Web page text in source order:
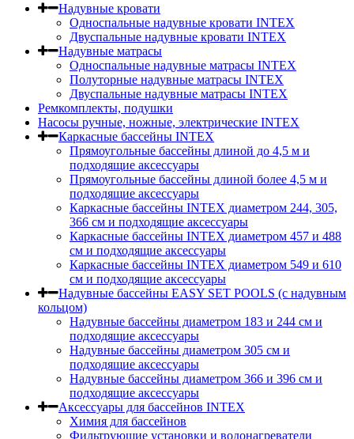
Надувные кровати
Односпальные надувные кровати INTEX
Двуспальные надувные кровати INTEX
Надувные матрасы
Односпальные надувные матрасы INTEX
Полуторные надувные матрасы INTEX
Двуспальные надувные матрасы INTEX
Ремкомплекты, подушки
Насосы ручные, ножные, электрические INTEX
Каркасные бассейны INTEX
Прямоугольные бассейны длиной до 4,5 м и
подходящие аксессуары
Прямоугольные бассейны длиной более 4,5 м и
подходящие аксессуары
Каркасные бассейны INTEX диаметром 244, 305,
366 см и подходящие аксессуары
Каркасные бассейны INTEX диаметром 457 и 488
cм и подходящие аксессуары
Каркасные бассейны INTEX диаметром 549 и 610
см и подходящие аксессуары
Надувные бассейны EASY SET POOLS (с надувным
кольцом)
Надувные бассейны диаметром 183 и 244 см и
подходящие аксессуары
Надувные бассейны диаметром 305 см и
подходящие аксессуары
Надувные бассейны диаметром 366 и 396 см и
подходящие аксессуары
Аксессуары для бассейнов INTEX
Химия для бассейнов
Фильтрующие установки и водонагреватели